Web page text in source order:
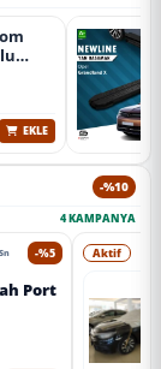
EKLE
-%10
4 KAMPANYA
-%5
Sn
Port
Aktif